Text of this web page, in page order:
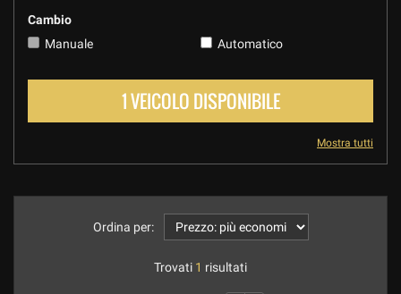
Cambio
Manuale
Automatico
1 VEICOLO DISPONIBILE
Mostra tutti
Ordina per:
Trovati 1 risultati